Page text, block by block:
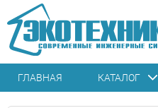
ГЛАВНАЯ КАТАЛОГ